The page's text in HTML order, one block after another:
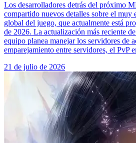
Los desarrolladores detrás del próximo
compartido nuevos detalles sobre el muy
global del juego, que actualmente está
de 2026. La actualización más reciente
equipo planea manejar los servidores de
emparejamiento entre servidores, el
21 de julio de 2026